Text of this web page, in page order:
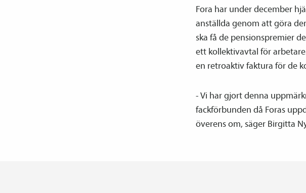
Fora har under december
anställda genom att göra
ska få de pensions­premier
ett kollektiv­avtal för
en retroaktiv faktura för de
- Vi har gjort denna
fackförbunden då Foras
överens om, säger Birgitta